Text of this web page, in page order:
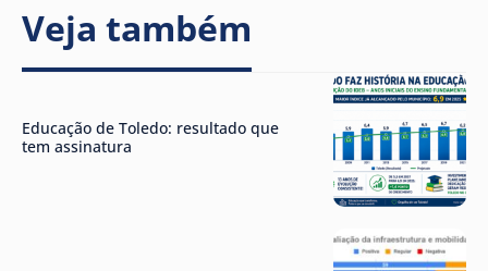
Veja também
Educação de Toledo: resultado que
tem assinatura